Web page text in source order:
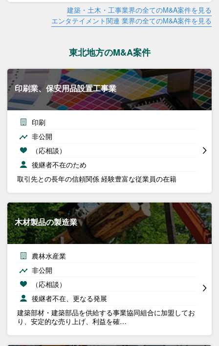
建築・土木・工事業界の全てのM&A案件を見る
エンタテイメント関連 業界の全てのM&A案件を見る
東北地方のM&A案件
印刷業、保安用品設置工事業
印刷
非公開
（応相談）
後継者不在のため
取引先との長年の信頼関係 経験豊富な従業員の在籍
木材製品の製造業
農林水産業
非公開
（応相談）
後継者不在、更なる発展
建築部材・建築部品を供給する事業協同組合に加盟してお
り、安定的な売り上げ、利益を確…